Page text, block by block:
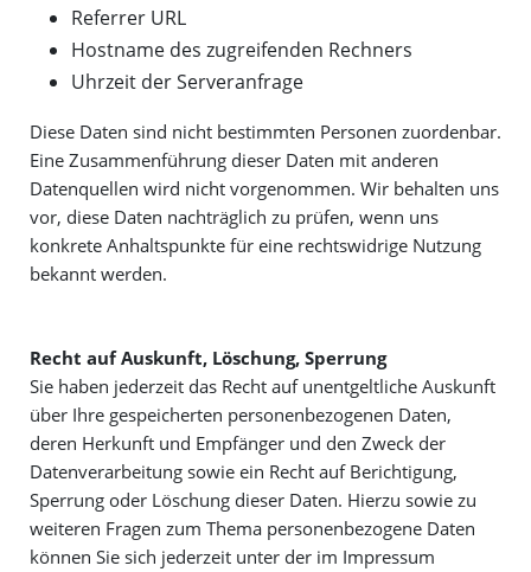
Referrer URL
Hostname des zugreifenden Rechners
Uhrzeit der Serveranfrage
Diese Daten sind nicht bestimmten Personen zuordenbar.
Eine Zusammenführung dieser Daten mit anderen
Datenquellen wird nicht vorgenommen. Wir behalten uns
vor, diese Daten nachträglich zu prüfen, wenn uns
konkrete Anhaltspunkte für eine rechtswidrige Nutzung
bekannt werden.
Recht auf Auskunft, Löschung, Sperrung
Sie haben jederzeit das Recht auf unentgeltliche Auskunft
über Ihre gespeicherten personenbezogenen Daten,
deren Herkunft und Empfänger und den Zweck der
Datenverarbeitung sowie ein Recht auf Berichtigung,
Sperrung oder Löschung dieser Daten. Hierzu sowie zu
weiteren Fragen zum Thema personenbezogene Daten
können Sie sich jederzeit unter der im Impressum